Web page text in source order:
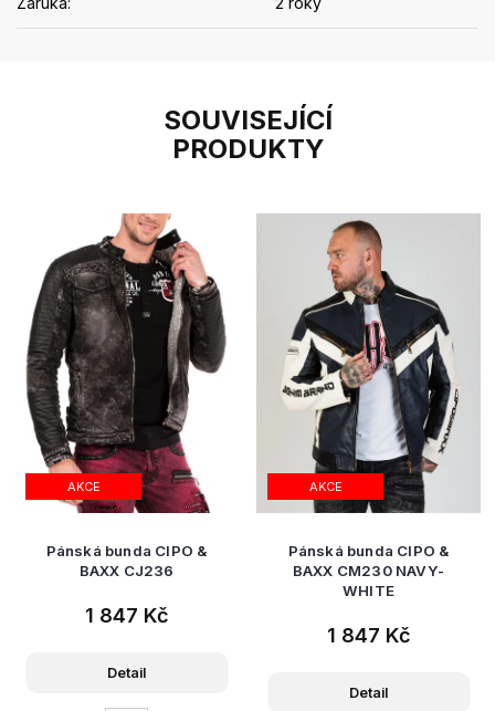
SOUVISEJÍCÍ
PRODUKTY
AKCE
Pánská bunda CIPO &
BAXX CJ236
1 847 Kč
Detail
AKCE
Pánská bunda CIPO &
BAXX CM230 NAVY-
WHITE
1 847 Kč
Detail